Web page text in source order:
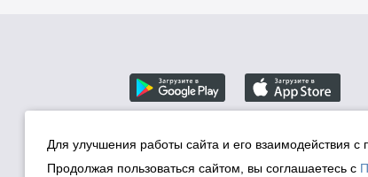
Для улучшения работы сайта и его взаимодействия
Продолжая пользоваться сайтом, вы соглашаетесь с